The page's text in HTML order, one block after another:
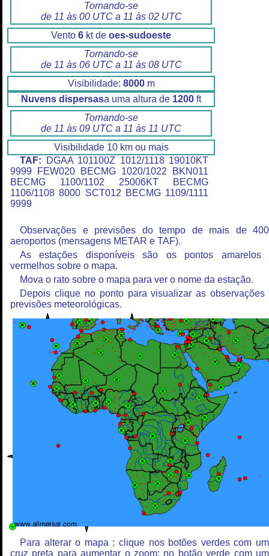
Tornando-se
de 11 às 00 UTC a 11 às 02 UTC
Vento 6 kt de oes-sudoeste
Tornando-se
de 11 às 06 UTC a 11 às 08 UTC
Visibilidade: 8000m
Nuvens dispersasa uma altura de 1200 ft
Tornando-se
de 11 às 09 UTC a 11 às 11 UTC
Visibilidade 10 km ou mais
TAF: DGAA 101100Z 1012/1118 19010KT
9999 FEW020 BECMG 1020/1022 BKN011
BECMG 1100/1102 25006KT BECMG
1106/1108 8000 SCT012 BECMG 1109/1111
9999
Observações e previsões do tempo de mais de
aeroportos (mensagens METAR e TAF).
As estações disponíveis são os pontos amarelos
vermelhos sobre o mapa.
Mova o rato sobre o mapa para ver o nome da estação.
Depois clique no ponto para visualizar as observações
previsões meteorológicas.
Para alterar o mapa : clique nos botões verdes com
cruz preta para aumentar o zoom; no botão verde com